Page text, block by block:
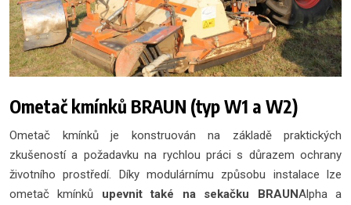
Ometač kmínků BRAUN (typ W1 a W2)
Ometač kmínků je konstruován na základě praktických
zkušeností a požadavku na rychlou práci s důrazem ochrany
životního prostředí. Díky modulárnímu způsobu instalace lze
ometač kmínků upevnit také na sekačku BRAUNAlpha a